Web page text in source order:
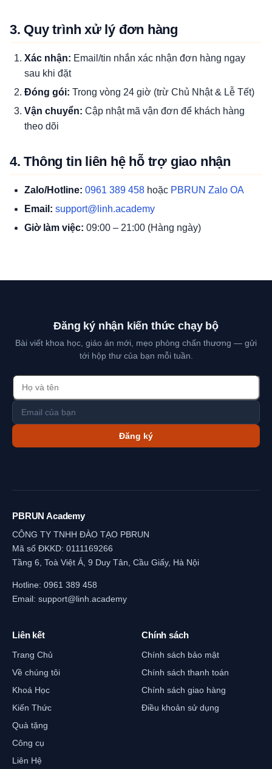
3. Quy trình xử lý đơn hàng
Xác nhận: Email/tin nhắn xác nhận đơn hàng ngay
sau khi đặt
Đóng gói: Trong vòng 24 giờ (trừ Chủ Nhật & Lễ Tết)
Vận chuyển: Cập nhật mã vận đơn để khách hàng
theo dõi
4. Thông tin liên hệ hỗ trợ giao nhận
Zalo/Hotline: 0961 389 458 hoặc PBRUN Zalo OA
Email: support@linh.academy
Giờ làm việc: 09:00 – 21:00 (Hàng ngày)
Đăng ký nhận kiến thức chạy bộ
Bài viết khoa học, giáo án mới, mẹo phòng chấn thương — gửi
tới hộp thư của bạn mỗi tuần.
Đăng ký
PBRUN Academy
CÔNG TY TNHH ĐÀO TẠO PBRUN
Mã số ĐKKD: 0111169266
Tầng 6, Toà Việt Á, 9 Duy Tân, Cầu Giấy, Hà Nội
Hotline: 0961 389 458
Email: support@linh.academy
Liên kết
Trang Chủ
Về chúng tôi
Khoá Học
Kiến Thức
Quà tặng
Công cụ
Liên Hệ
Chính sách
Chính sách bảo mật
Chính sách thanh toán
Chính sách giao hàng
Điều khoản sử dụng